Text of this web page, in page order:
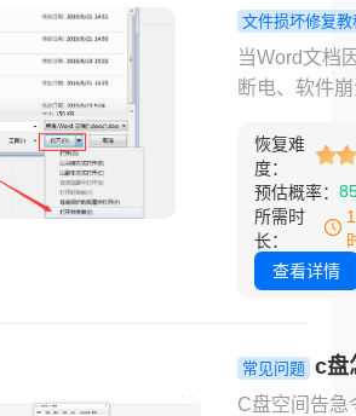
会损坏，导
正常打开或
常。那么ppt
是针对PPT
坏的常用修
法，帮助您
复重要文件。
文件损坏修复教
word损坏
么修复？7
当Word文档
断电、软件
致无法打开
异常时，可
以下多种修
法。那么
文件怎么修
案，帮助您
复重要文档。
恢复难
度：
预估概率：
所需时
长：
查看详情
常见问题 c盘
清理垃圾而
C盘空间告急